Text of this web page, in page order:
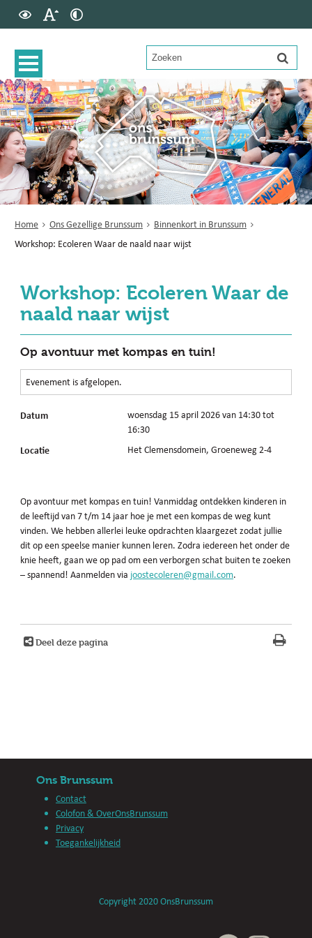
Home Ons Gezellige Brunssum
Binnenkort in Brunssum
Workshop: Ecoleren Waar de naald naar wijst
Workshop: Ecoleren Waar de
naald naar wijst
Op avontuur met kompas en tuin!
Evenement is afgelopen.
Datum
woensdag 15 april 2026 van 14:30 tot
16:30
Locatie Het Clemensdomein, Groeneweg 2-4
Op avontuur met kompas en tuin! Vanmiddag ontdekken kinderen in
de leeftijd van 7 t/m 14 jaar hoe je met een kompas de weg kunt
vinden. We hebben allerlei leuke opdrachten klaargezet zodat jullie
dit op een speelse manier kunnen leren. Zodra iedereen het onder de
knie heeft, gaan we op pad om een verborgen schat buiten te zoeken
– spannend! Aanmelden via joostecoleren@gmail.com.
Deel deze pagina
Ons Brunssum
Contact
Colofon & OverOnsBrunssum
Privacy
Toegankelijkheid
Copyright 2020 OnsBrunssum